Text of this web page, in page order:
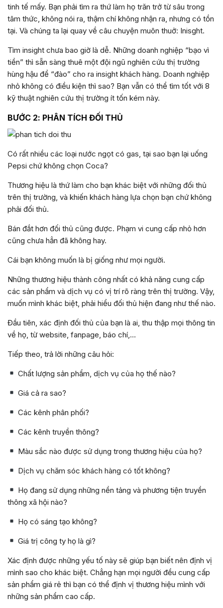
tinh tế mấy. Bạn phải tìm ra thứ làm họ trăn trở từ sâu trong
tâm thức, không nói ra, thậm chí không nhận ra, nhưng có tồn
tại. Và chúng ta lại quay về câu chuyện muôn thuở: Inisght.
Tìm insight chưa bao giờ là dễ. Những doanh nghiệp “bạo vì
tiền” thì sẵn sàng thuê một đội ngũ nghiên cứu thị trường
hùng hậu để “đào” cho ra insight khách hàng. Doanh nghiệp
nhỏ không có điều kiện thì sao? Bạn vẫn có thể tìm tốt với 8
kỹ thuật nghiên cứu thị trường ít tốn kém này.
BƯỚC 2: PHÂN TÍCH ĐỐI THỦ
Có rất nhiều các loại nước ngọt có gas, tại sao bạn lại uống
Pepsi chứ không chọn Coca?
Thương hiệu là thứ làm cho bạn khác biệt với những đối thủ
trên thị trường, và khiến khách hàng lựa chọn bạn chứ không
phải đối thủ.
Bán đắt hơn đối thủ cũng được. Phạm vi cung cấp nhỏ hơn
cũng chưa hẳn đã không hay.
Cái bạn không muốn là bị giống như mọi người.
Những thương hiệu thành công nhất có khả năng cung cấp
các sản phẩm và dịch vụ có vị trí rõ ràng trên thị trường. Vậy,
muốn mình khác biệt, phải hiểu đối thủ hiện đang như thế nào.
Đầu tiên, xác định đối thủ của bạn là ai, thu thập mọi thông tin
về họ, từ website, fanpage, báo chí,…
Tiếp theo, trả lời những câu hỏi:
Chất lượng sản phẩm, dịch vụ của họ thế nào?
Giá cả ra sao?
Các kênh phân phối?
Các kênh truyền thông?
Màu sắc nào được sử dụng trong thương hiệu của họ?
Dịch vụ chăm sóc khách hàng có tốt không?
Họ đang sử dụng những nền tảng và phương tiện truyền
thông xã hội nào?
Họ có sáng tạo không?
Giá trị công ty họ là gì?
Xác định được những yếu tố này sẽ giúp bạn biết nên định vị
mình sao cho khác biệt. Chẳng hạn mọi người đều cung cấp
sản phẩm giá rẻ thì bạn có thể định vị thương hiệu mình với
những sản phẩm cao cấp.